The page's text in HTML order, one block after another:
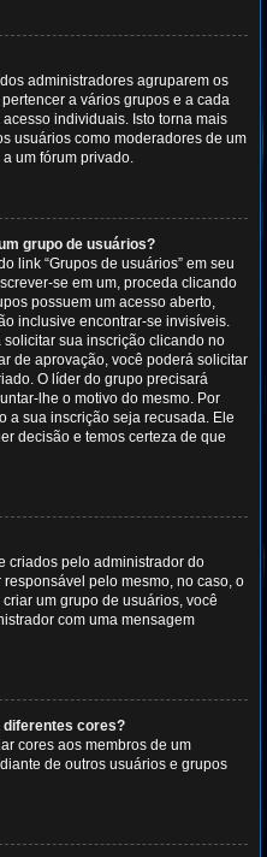
administradores agruparem os
a vários grupos e a cada
individuais. Isto torna mais
usuários como moderadores de um
um fórum privado.
grupo de usuários?
link “Grupos de usuários” em seu
se em um, proceda clicando
possuem um acesso aberto,
inclusive encontrar-se invisíveis.
sua inscrição clicando no
de aprovação, você poderá solicitar
O líder do grupo precisará
lhe o motivo do mesmo. Por
a sua inscrição seja recusada. Ele
decisão e temos certeza de que
criados pelo administrador do
pelo mesmo, no caso, o
um grupo de usuários, você
com uma mensagem
diferentes cores?
cores aos membros de um
de outros usuários e grupos